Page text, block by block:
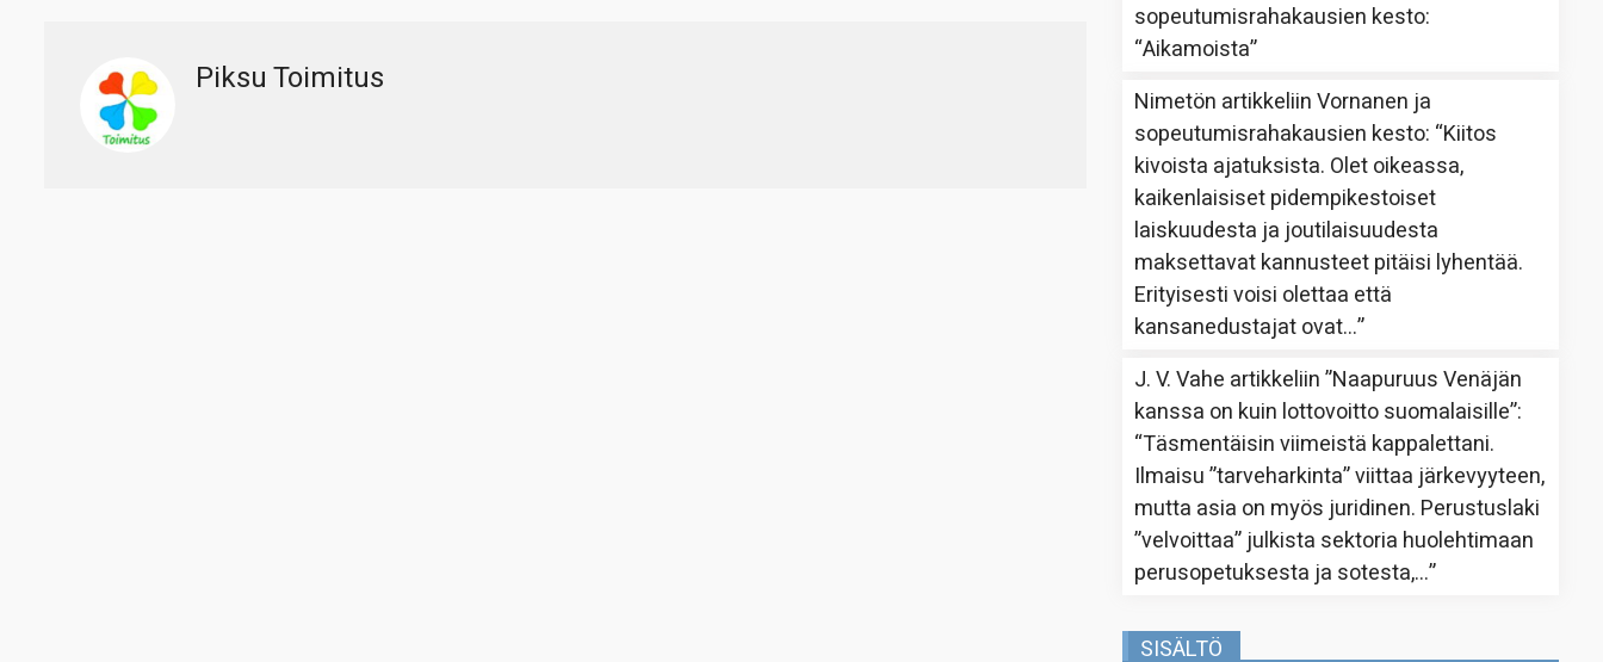
Piksu Toimitus
sopeutumisrahakausien kesto:
“Aikamoista”
Nimetön artikkeliinVornanen ja
sopeutumisrahakausien kesto: “Kiitos
kivoista ajatuksista. Olet oikeassa,
kaikenlaisiset pidempikestoiset
laiskuudesta ja joutilaisuudesta
maksettavat kannusteet pitäisi lyhentää.
Erityisesti voisi olettaa että
kansanedustajat ovat…”
J. V. Vahe artikkeliin”Naapuruus Venäjän
kanssa on kuin lottovoitto suomalaisille”:
“Täsmentäisin viimeistä kappalettani.
Ilmaisu ”tarveharkinta” viittaa järkevyyteen,
mutta asia on myös juridinen. Perustuslaki
”velvoittaa” julkista sektoria huolehtimaan
perusopetuksesta ja sotesta,…”
SISÄLTÖ